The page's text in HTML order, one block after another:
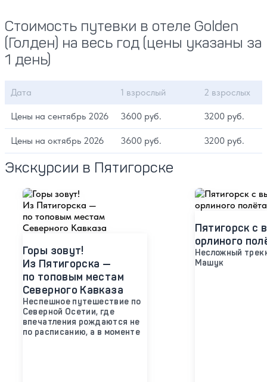
Стоимость путевки в отеле Golden
(Голден) на весь год (цены указаны за
1 день)
Дата 1 взрослый 2 взрослых
Цены на сентябрь 2026 3600 руб. 3200 руб.
Цены на октябрь 2026 3600 руб. 3200 руб.
Экскурсии в Пятигорске
Горы зовут!
Из Пятигорска —
по топовым местам
Северного Кавказа
Неспешное путешествие по
Северной Осетии, где
впечатления рождаются не
по расписанию, а в моменте
Пятигорск с
орлиного
Несложный
Машук